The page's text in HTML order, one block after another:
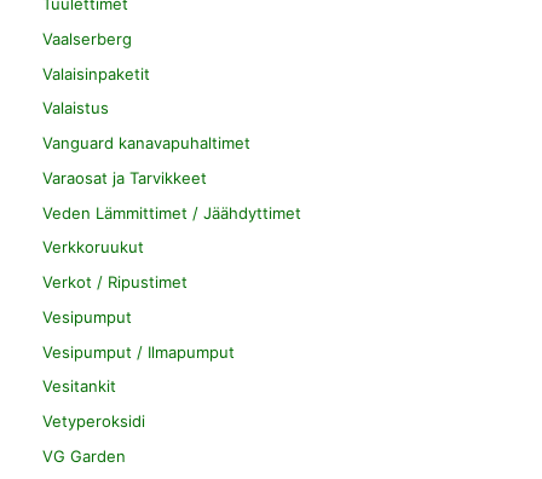
Vaalserberg
Valaisinpaketit
Valaistus
Vanguard kanavapuhaltimet
Varaosat ja Tarvikkeet
Veden Lämmittimet / Jäähdyttimet
Verkkoruukut
Verkot / Ripustimet
Vesipumput
Vesipumput / Ilmapumput
Vesitankit
Vetyperoksidi
VG Garden